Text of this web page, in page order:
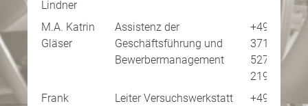
Lindner
M.A. Katrin
Gläser
Assistenz der
Geschäftsführung und
Bewerbermanagement
+49
371
5277-
219
Frank
Leiter Versuchswerkstatt
+49